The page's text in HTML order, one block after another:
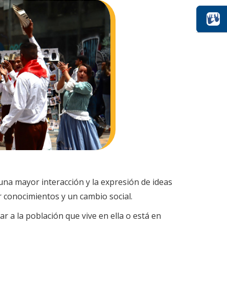
mayor interacción y la expresión de ideas
y un cambio social.
a la población que vive en ella o está en